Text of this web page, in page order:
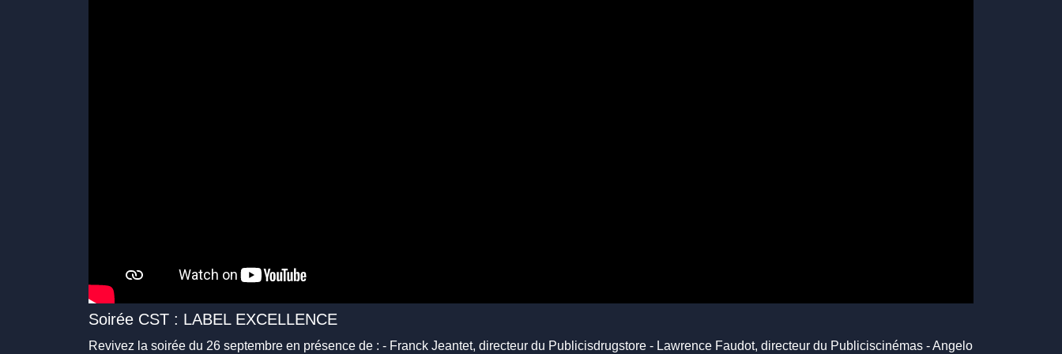
Soirée CST : LABEL EXCELLENCE
Revivez la soirée du 26 septembre en présence de : - Franck Jeantet, directeur du Publicisdrugstore - Lawrence Faudot, directeur du Publiciscinémas - Angelo